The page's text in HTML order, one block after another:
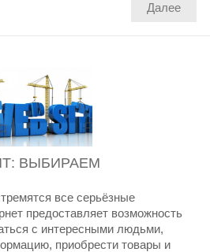
Далее
ВЫБИРАЕМ
все серьёзные
предоставляет возможность
с интересными людьми,
приобрести товары и